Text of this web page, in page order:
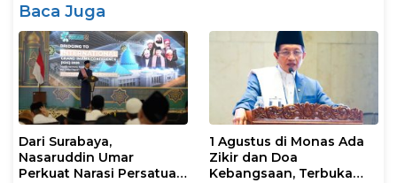
Baca Juga
Dari Surabaya,
Nasaruddin Umar
Perkuat Narasi Persatuan
1 Agustus di Monas Ada
Zikir dan Doa
Kebangsaan, Terbuka